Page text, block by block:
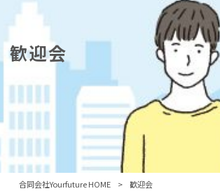
歓迎会
合同会社Yourfuture HOME > 歓迎会